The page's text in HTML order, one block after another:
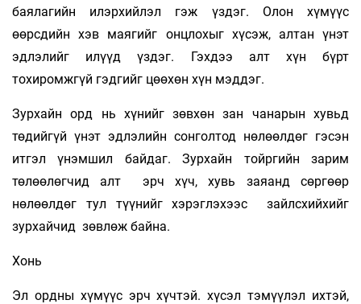
баялагийн илэрхийлэл гэж үздэг. Олон хүмүүс
өөрсдийн хэв маягийг онцлохыг хүсэж, алтан үнэт
эдлэлийг илүүд үздэг. Гэхдээ алт хүн бүрт
тохиромжгүй гэдгийг цөөхөн хүн мэддэг.
Зурхайн орд нь хүнийг зөвхөн зан чанарын хувьд
төдийгүй үнэт эдлэлийн сонголтод нөлөөлдөг гэсэн
итгэл үнэмшил байдаг. Зурхайн тойргийн зарим
төлөөлөгчид алт эрч хүч, хувь заяанд сөргөөр
нөлөөлдөг тул түүнийг хэрэглэхээс зайлсхийхийг
зурхайчид зөвлөж байна.
Хонь
Эл ордны хүмүүс эрч хүчтэй. хүсэл тэмүүлэл ихтэй,